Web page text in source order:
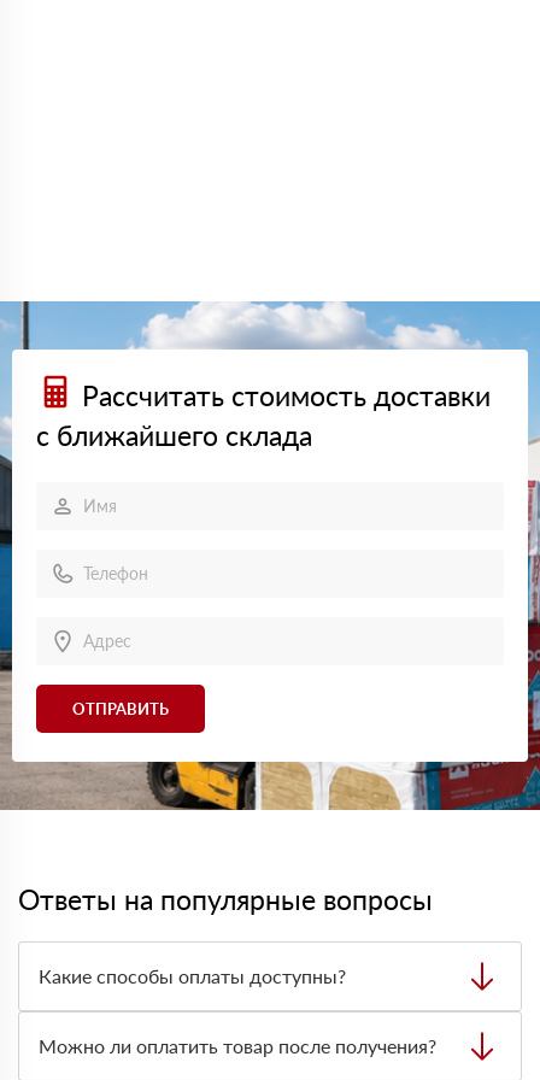
Рассчитать стоимость доставки
с ближайшего склада
ОТПРАВИТЬ
Ответы на популярные вопросы
Какие способы оплаты доступны?
безналичным переводом на расчётный счёт. Формат
оплаты лучше заранее согласовать с менеджером при
Можно ли оплатить товар после получения?